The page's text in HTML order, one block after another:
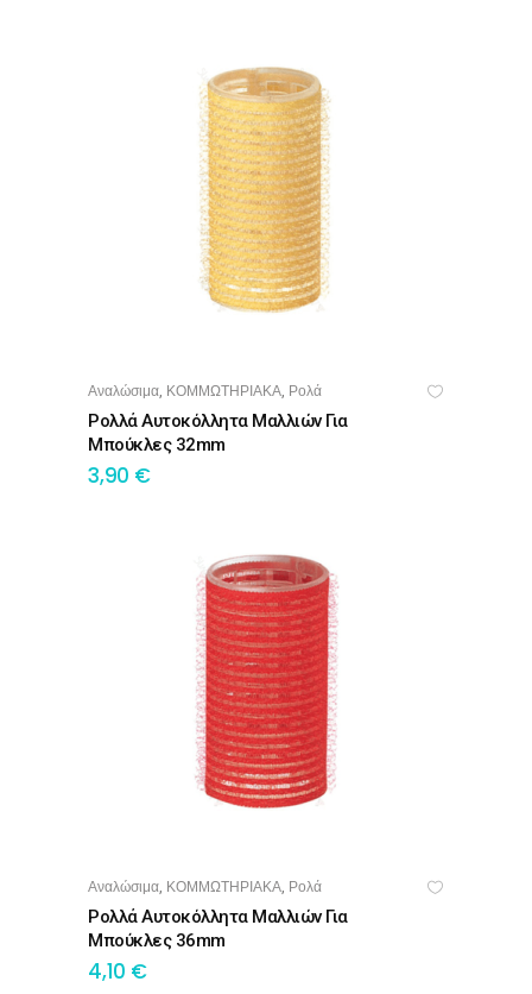
ΠΡΟΣΘΉΚΗ ΣΤΟ ΚΑΛΆΘΙ
Αναλώσιμα, ΚΟΜΜΩΤΗΡΙΑΚΑ, Ρολά
Ρολλά Αυτοκόλλητα Μαλλιών Για
Μπούκλες 32mm
3,90 €
ΠΡΟΣΘΉΚΗ ΣΤΟ ΚΑΛΆΘΙ
Αναλώσιμα, ΚΟΜΜΩΤΗΡΙΑΚΑ, Ρολά
Ρολλά Αυτοκόλλητα Μαλλιών Για
Μπούκλες 36mm
4,10 €